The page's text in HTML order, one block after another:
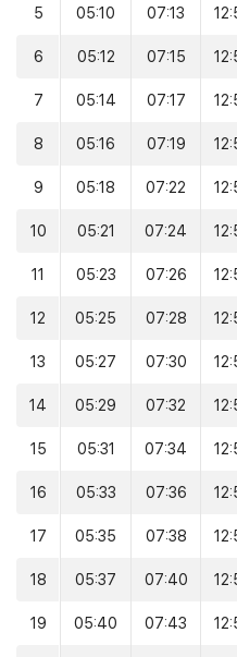
5 05:10 07:13
6 05:12 07:15
7 05:14 07:17
8 05:16 07:19
9 05:18 07:22
10 05:21 07:24
11 05:23 07:26
12 05:25 07:28
13 05:27 07:30
14 05:29 07:32
15 05:31 07:34
16 05:33 07:36
17 05:35 07:38
18 05:37 07:40
19 05:40 07:43